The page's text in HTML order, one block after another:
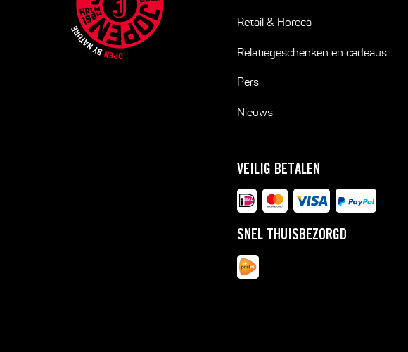
Retail & Horeca
Relatiegeschenken en cadeaus
Pers
Nieuws
VEILIG BETALEN
SNEL THUISBEZORGD